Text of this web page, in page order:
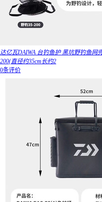
达亿瓦DAIWA 台钓鱼护 黑坑野钓鱼网
200(直径约35cm长约2
0条评价